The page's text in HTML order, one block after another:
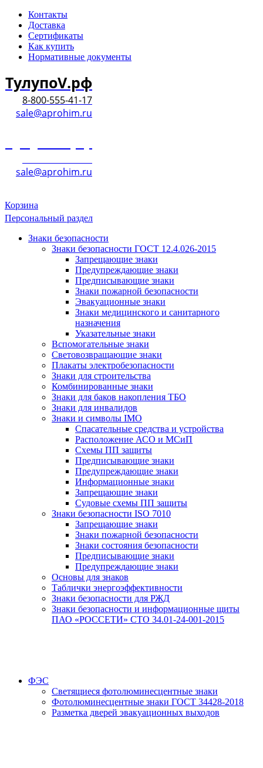
Контакты
Доставка
Сертификаты
Как купить
Нормативные документы
ТулупоV.рф
8-800-555-41-17
sale@aprohim.ru
sale@aprohim.ru
Корзина
Персональный раздел
Знаки безопасности
Знаки безопасности ГОСТ 12.4.026-2015
Запрещающие знаки
Предупреждающие знаки
Предписывающие знаки
Знаки пожарной безопасности
Эвакуационные знаки
Знаки медицинского и санитарного
назначения
Указательные знаки
Вспомогательные знаки
Световозвращающие знаки
Плакаты электробезопасности
Знаки для строительства
Комбинированные знаки
Знаки для баков накопления ТБО
Знаки для инвалидов
Знаки и символы IMO
Спасательные средства и устройства
Расположение АСО и МСиП
Схемы ПП защиты
Предписывающие знаки
Предупреждающие знаки
Информационные знаки
Запрещающие знаки
Судовые схемы ПП защиты
Знаки безопасности ISO 7010
Запрещающие знаки
Знаки пожарной безопасности
Знаки состояния безопасности
Предписывающие знаки
Предупреждающие знаки
Основы для знаков
Таблички энергоэффективности
Знаки безопасности для РЖД
Знаки безопасности и информационные щиты
ПАО «РОССЕТИ» СТО 34.01-24-001-2015
ФЭС
Светящиеся фотолюминесцентные знаки
Фотолюминесцентные знаки ГОСТ 34428-2018
Разметка дверей эвакуационных выходов